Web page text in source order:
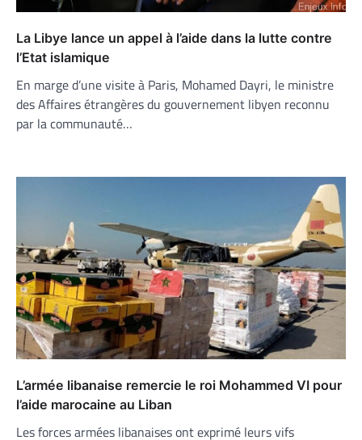
La Libye lance un appel à l’aide dans la lutte contre
l’Etat islamique
En marge d’une visite à Paris, Mohamed Dayri, le ministre
des Affaires étrangères du gouvernement libyen reconnu
par la communauté…
L’armée libanaise remercie le roi Mohammed VI pour
l’aide marocaine au Liban
Les forces armées libanaises ont exprimé leurs vifs